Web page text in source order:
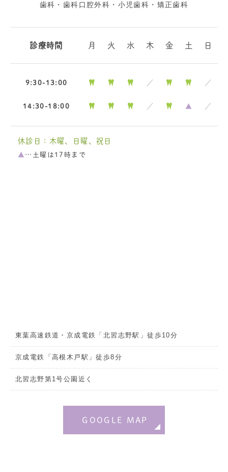
歯科・歯科口腔外科・小児歯科・矯正歯科
診療時間 月 火 水 木 金 土 日
9:30-13:00 ／ ／
14:30-18:00 ／ ▲ ／
休診日：木曜、日曜、祝日
▲ …土曜は17時まで
東葉高速鉄道・京成電鉄「北習志野駅」徒歩10分
京成電鉄「高根木戸駅」徒歩8分
北習志野第1号公園近く
GOOGLE MAP